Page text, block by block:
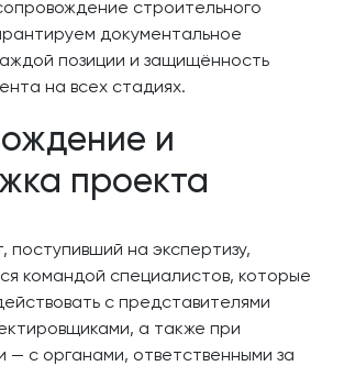
строительного
документальное
позиции и защищённость
на всех стадиях.
и
проекта
поступивший на экспертизу,
командой специалистов, которые
с представителями
а также при
— с органами, ответственными за